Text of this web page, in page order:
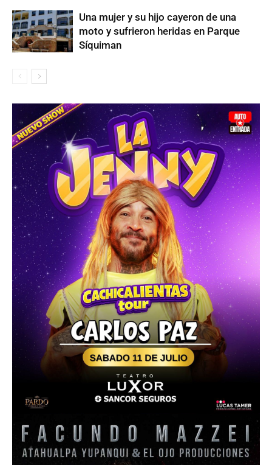
Una mujer y su hijo cayeron de una
moto y sufrieron heridas en Parque
Síquiman